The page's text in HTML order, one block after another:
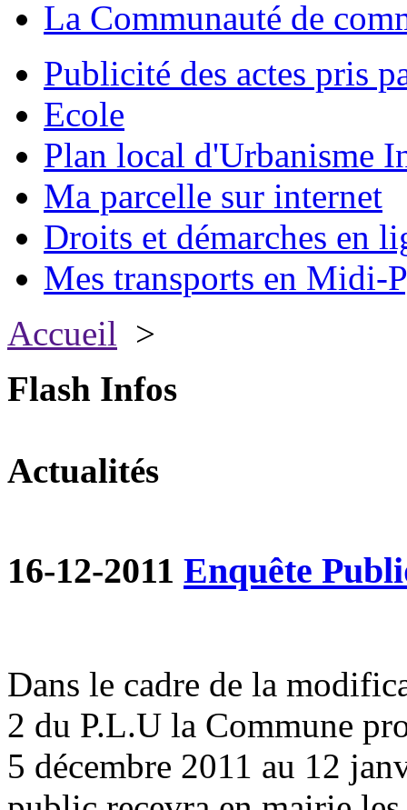
La Communauté de
Publicité des actes pris
Ecole
Plan local d'Urbanisme
Ma parcelle sur internet
Droits et démarches en
Mes transports en Midi-
Accueil >
Flash Infos
Actualités
16-12-2011 Enquête
Dans le cadre de la
2 du P.L.U la Commune
5 décembre 2011 au 12